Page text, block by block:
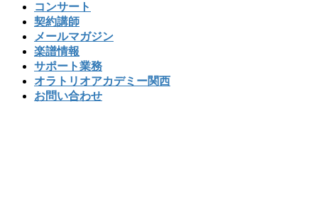
コンサート
契約講師
メールマガジン
楽譜情報
サポート業務
オラトリオアカデミー関西
お問い合わせ